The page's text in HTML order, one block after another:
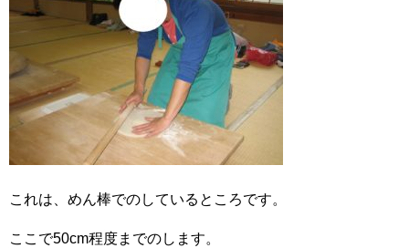
これは、めん棒でのしているところです。
ここで50cm程度までのします。